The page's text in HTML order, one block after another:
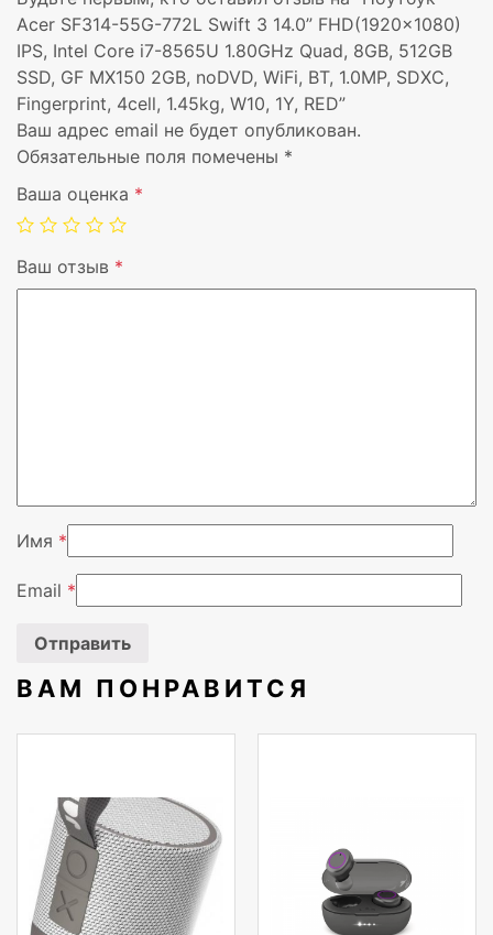
Графика дискретная NVIDIA® GeForce®
Видеопамять дискретная, ГБ 2 GB
Оптический привод Нет
Поддержка 3G
Bluetooth
Камера 1.0MP
Вес, кг 1,35 kg
15 Вт
Acer SF314-55G-772L Swift 3 14.0” FHD(1920×1080)
IPS, Intel Core i7-8565U 1.80GHz Quad, 8GB, 512GB
SSD, GF MX150 2GB, noDVD, WiFi, BT, 1.0MP, SDXC,
Fingerprint, 4cell, 1.45kg, W10, 1Y, RED”
Ваш адрес email не будет опубликован.
Обязательные поля помечены *
Ваша оценка *
Ваш отзыв *
Имя *
Email *
ВАМ ПОНРАВИТСЯ